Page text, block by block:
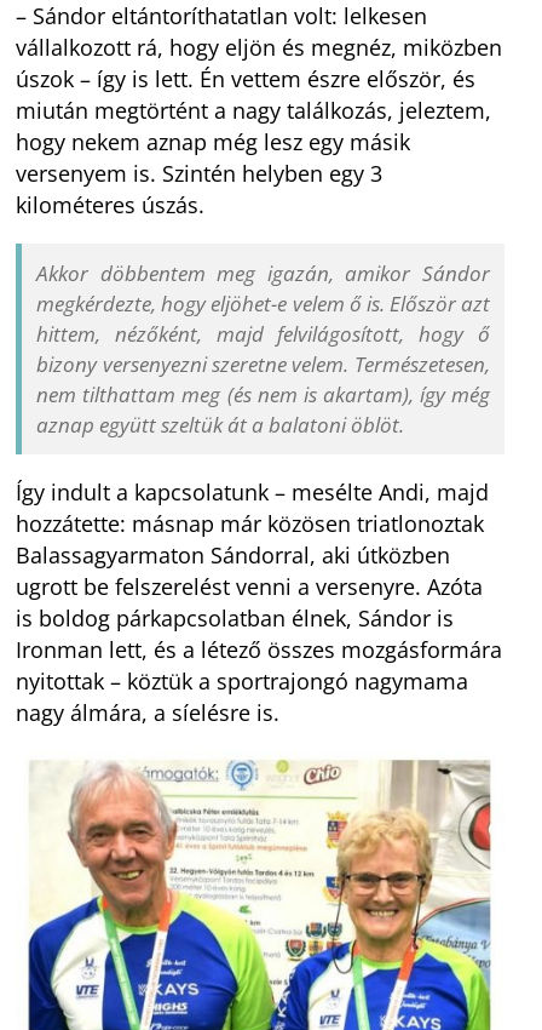
– Sándor eltántoríthatatlan volt: lelkesen
vállalkozott rá, hogy eljön és megnéz, miközben
úszok – így is lett. Én vettem észre először, és
miután megtörtént a nagy találkozás, jeleztem,
hogy nekem aznap még lesz egy másik
versenyem is. Szintén helyben egy 3
kilométeres úszás.
Akkor döbbentem meg igazán, amikor Sándor
megkérdezte, hogy eljöhet-e velem ő is. Először azt
hittem, nézőként, majd felvilágosított, hogy ő
bizony versenyezni szeretne velem. Természetesen,
nem tilthattam meg (és nem is akartam), így még
aznap együtt szeltük át a balatoni öblöt.
Így indult a kapcsolatunk – mesélte Andi, majd
hozzátette: másnap már közösen triatlonoztak
Balassagyarmaton Sándorral, aki útközben
ugrott be felszerelést venni a versenyre. Azóta
is boldog párkapcsolatban élnek, Sándor is
Ironman lett, és a létező összes mozgásformára
nyitottak – köztük a sportrajongó nagymama
nagy álmára, a síelésre is.